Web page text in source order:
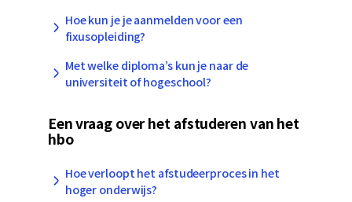
Hoe kun je je aanmelden voor een
fixusopleiding?
Met welke diploma’s kun je naar de
universiteit of hogeschool?
Een vraag over het afstuderen van het
hbo
Hoe verloopt het afstudeerproces in het
hoger onderwijs?